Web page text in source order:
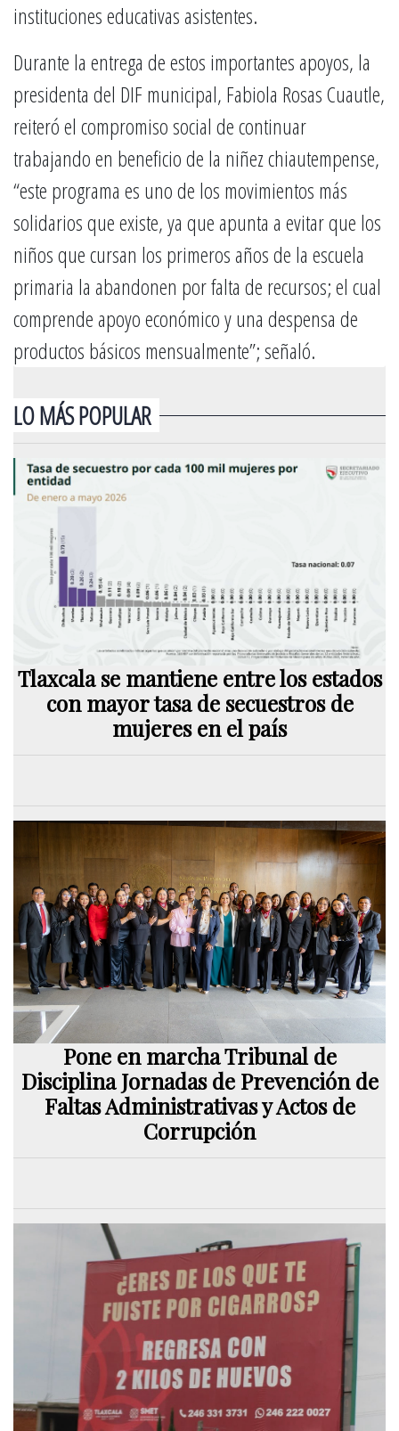
instituciones educativas asistentes.
Durante la entrega de estos importantes apoyos, la
presidenta del DIF municipal, Fabiola Rosas Cuautle,
reiteró el compromiso social de continuar
trabajando en beneficio de la niñez chiautempense,
“este programa es uno de los movimientos más
solidarios que existe, ya que apunta a evitar que los
niños que cursan los primeros años de la escuela
primaria la abandonen por falta de recursos; el cual
comprende apoyo económico y una despensa de
productos básicos mensualmente”; señaló.
LO MÁS POPULAR
Tlaxcala se mantiene entre los estados
con mayor tasa de secuestros de
mujeres en el país
Pone en marcha Tribunal de
Disciplina Jornadas de Prevención de
Faltas Administrativas y Actos de
Corrupción